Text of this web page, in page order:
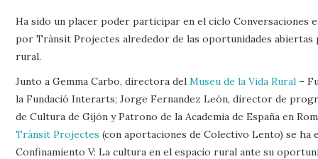
Ha sido un placer poder participar en el ciclo Conversaciones
por Trànsit Projectes alrededor de las oportunidades abiertas
rural.
Junto a Gemma Carbo, directora delMuseu de la Vida Rural –
la Fundació Interarts; Jorge Fernandez León, director de
de Cultura de Gijón y Patrono de la Academia de España en
Trànsit Projectes (con aportaciones de Colectivo Lento) se ha
Confinamiento V: La cultura en el espacio rural ante su